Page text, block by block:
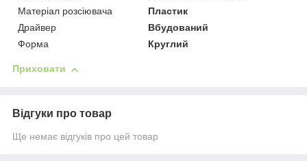
Матеріал розсіювача
Пластик
Драйвер
Вбудований
Форма
Круглий
Приховати
Відгуки про товар
Ще немає відгуків про цей товар